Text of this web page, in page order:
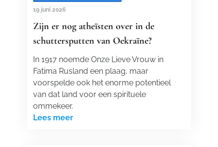
19 juni 2026
Zijn er nog atheïsten over in de
schuttersputten van Oekraïne?
In 1917 noemde Onze Lieve Vrouw in
Fatima Rusland een plaag, maar
voorspelde ook het enorme potentieel
van dat land voor een spirituele
ommekeer.
Lees meer